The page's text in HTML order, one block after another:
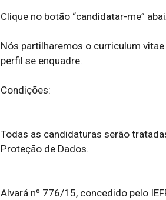
Clique no botão “candidatar-me”
Nós partilharemos o curriculum
perfil se enquadre.
Condições:
Todas as candidaturas serão
Proteção de Dados.
Alvará nº 776/15, concedido pelo